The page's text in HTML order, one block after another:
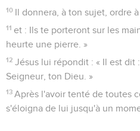
10 Il donnera, à ton sujet, ordre
11 et : Ils te porteront sur les
heurte une pierre. »
12 Jésus lui répondit : « Il est dit
Seigneur, ton Dieu. »
13 Après l'avoir tenté de toutes
s'éloigna de lui jusqu'à un